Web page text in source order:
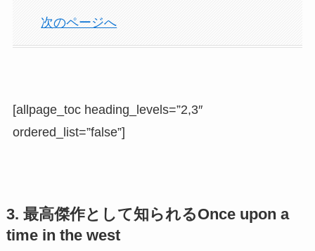
次のページへ
[allpage_toc heading_levels=”2,3″
ordered_list=”false”]
3. 最高傑作として知られるOnce upon a
time in the west